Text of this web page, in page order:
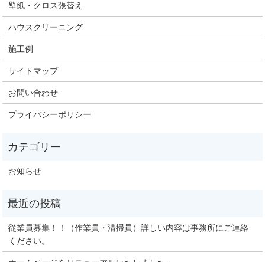
壁紙・クロス張替え
ハウスクリーニング
施工例
サイトマップ
お問い合わせ
プライバシーポリシー
お知らせ
従業員募集！！（作業員・清掃員）詳しい内容は事務所にご連絡
ください。